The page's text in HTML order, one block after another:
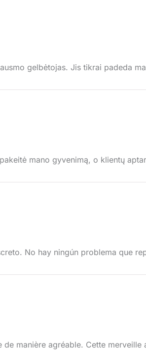
gelbėtojas. Jis tikrai padeda
mano gyvenimą, o klientų
No hay ningún problema que
manière agréable. Cette